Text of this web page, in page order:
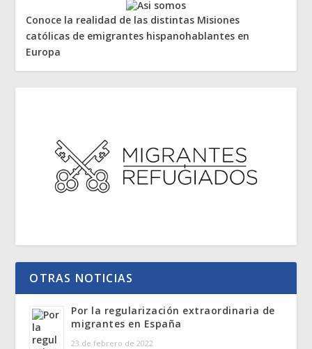
Conoce la realidad de las distintas Misiones
católicas de emigrantes hispanohablantes en
Europa
OTRAS NOTICIAS
Por la regularización extraordinaria de
migrantes en España
23 de febrero de 2022